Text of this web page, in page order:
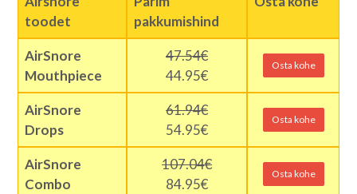
toodet
pakkumishind
AirSnore
Mouthpiece
47.54€
44.95€
Osta kohe
AirSnore
Drops
61.94€
54.95€
Osta kohe
AirSnore
Combo
107.04€
84.95€
Osta kohe